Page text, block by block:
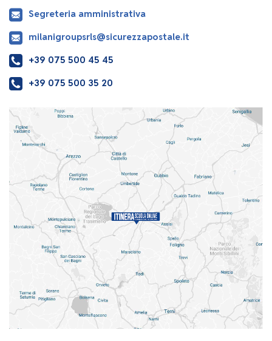
Segreteria amministrativa
milanigroupsrls@sicurezzapostale.it
+39 075 500 45 45
+39 075 500 35 20